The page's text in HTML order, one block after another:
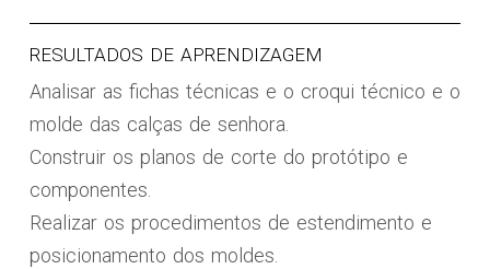
RESULTADOS DE APRENDIZAGEM
Analisar as fichas técnicas e o croqui técnico e o
molde das calças de senhora.
Construir os planos de corte do protótipo e
componentes.
Realizar os procedimentos de estendimento e
posicionamento dos moldes.